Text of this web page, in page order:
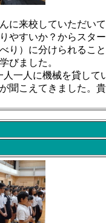
に来校していただい
やすいか？からスタ
）に分けられるこ
びました。
一人に機械を貸し
聞こえてきました。